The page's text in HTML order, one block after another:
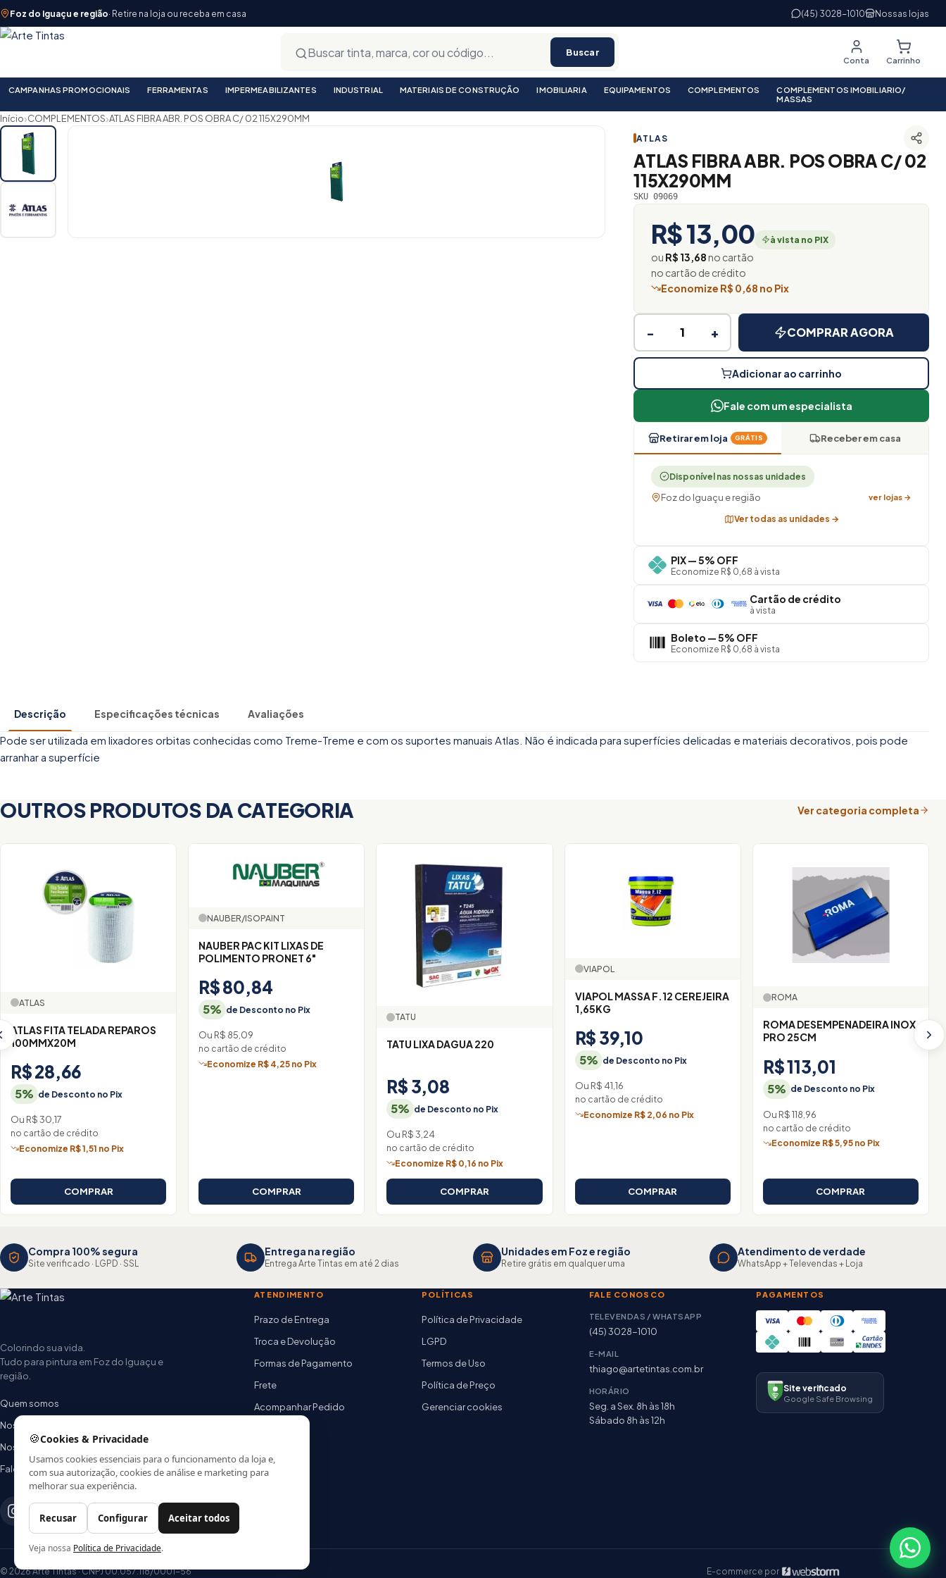
Foz do Iguaçu e região· Retire na loja ou receba em casa (45) 3028-1010 Nossas lojas
Buscar
Conta Carrinho
CAMPANHAS PROMOCIONAIS FERRAMENTAS IMPERMEABILIZANTES INDUSTRIAL MATERIAIS DE CONSTRUÇÃO IMOBILIARIA EQUIPAMENTOS COMPLEMENTOS
COMPLEMENTOS IMOBILIARIO/
MASSAS
Início›COMPLEMENTOS›ATLAS FIBRA ABR. POS OBRA C/ 02 115X290MM
ATLAS
ATLAS FIBRA ABR. POS OBRA C/ 02
115X290MM
SKU 09069
R$ 13,00 à vista no PIX
ou R$ 13,68no cartão
no cartão de crédito
Economize R$ 0,68 no Pix
− + COMPRAR AGORA
Adicionar ao carrinho
Fale com um especialista
Retirar em loja GRÁTIS Receber em casa
Disponível nas nossas unidades
Foz do Iguaçu e região ver lojas →
Ver todas as unidades →
PIX — 5% OFF
Economize R$ 0,68 à vista
Cartão de crédito
à vista
Boleto — 5% OFF
Economize R$ 0,68 à vista
Descrição Especificações técnicas Avaliações
Pode ser utilizada em lixadores orbitas conhecidas como Treme-Treme e com os suportes manuais Atlas. Não é indicada para superfícies delicadas e materiais decorativos, pois pode
arranhar a superfície
OUTROS PRODUTOS DA CATEGORIA Ver categoria completa
ATLAS
ATLAS FITA TELADA REPAROS
100MMX20M
R$ 28,66
5% de Desconto no Pix
Ou R$ 30,17
no cartão de crédito
Economize R$ 1,51 no Pix
COMPRAR
NAUBER/ISOPAINT
NAUBER PAC KIT LIXAS DE
POLIMENTO PRONET 6"
R$ 80,84
5% de Desconto no Pix
Ou R$ 85,09
no cartão de crédito
Economize R$ 4,25 no Pix
COMPRAR
TATU
TATU LIXA DAGUA 220
R$ 3,08
5% de Desconto no Pix
Ou R$ 3,24
no cartão de crédito
Economize R$ 0,16 no Pix
COMPRAR
VIAPOL
VIAPOL MASSA F.12 CEREJEIRA
1,65KG
R$ 39,10
5% de Desconto no Pix
Ou R$ 41,16
no cartão de crédito
Economize R$ 2,06 no Pix
COMPRAR
ROMA
ROMA DESEMPENADEIRA INOX
PRO 25CM
R$ 113,01
5% de Desconto no Pix
Ou R$ 118,96
no cartão de crédito
Economize R$ 5,95 no Pix
COMPRAR
Compra 100% segura
Site verificado · LGPD · SSL
Entrega na região
Entrega Arte Tintas em até 2 dias
Unidades em Foz e região
Retire grátis em qualquer uma
Atendimento de verdade
WhatsApp + Televendas + Loja
Colorindo sua vida.
Tudo para pintura em Foz do Iguaçu e
região.
Quem somos
Nossas lojas
Nossa equipe
Fale conosco
ATENDIMENTO
Prazo de Entrega
Troca e Devolução
Formas de Pagamento
Frete
Acompanhar Pedido
POLÍTICAS
Política de Privacidade
LGPD
Termos de Uso
Política de Preço
Gerenciar cookies
FALE CONOSCO
TELEVENDAS / WHATSAPP
(45) 3028-1010
E-MAIL
thiago@artetintas.com.br
HORÁRIO
Seg. a Sex. 8h às 18h
Sábado 8h às 12h
PAGAMENTOS
Site verificado
Google Safe Browsing
© 2026 Arte Tintas · CNPJ 00.057.118/0001-56 E-commerce por
🍪Cookies & Privacidade
Usamos cookies essenciais para o funcionamento da loja e,
com sua autorização, cookies de análise e marketing para
melhorar sua experiência.
Recusar Configurar Aceitar todos
Veja nossa Política de Privacidade.